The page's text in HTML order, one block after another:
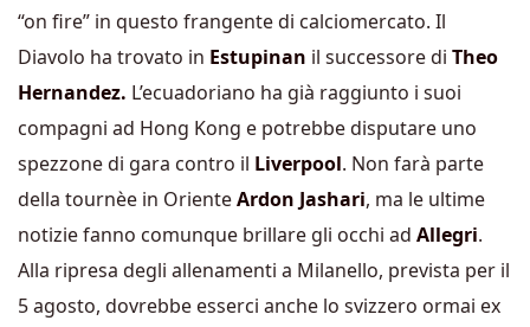
“on fire” in questo frangente di calciomercato. Il
Diavolo ha trovato in Estupinan il successore di Theo
Hernandez. L’ecuadoriano ha già raggiunto i suoi
compagni ad Hong Kong e potrebbe disputare uno
spezzone di gara contro il Liverpool. Non farà parte
della tournèe in OrienteArdon Jashari, ma le ultime
notizie fanno comunque brillare gli occhi ad Allegri.
Alla ripresa degli allenamenti a Milanello, prevista per il
5 agosto, dovrebbe esserci anche lo svizzero ormai ex